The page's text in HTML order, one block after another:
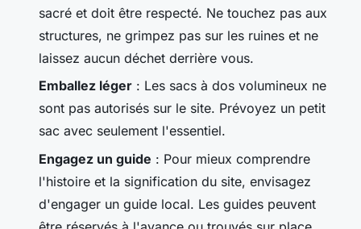
sacré et doit être respecté. Ne touchez pas aux
structures, ne grimpez pas sur les ruines et ne
laissez aucun déchet derrière vous.
Emballez léger : Les sacs à dos volumineux ne
sont pas autorisés sur le site. Prévoyez un petit
sac avec seulement l'essentiel.
Engagez un guide : Pour mieux comprendre
l'histoire et la signification du site, envisagez
d'engager un guide local. Les guides peuvent